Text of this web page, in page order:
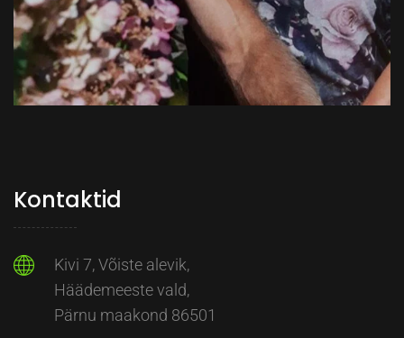
Kontaktid
Kivi 7, Võiste alevik,
Häädemeeste vald,
Pärnu maakond 86501